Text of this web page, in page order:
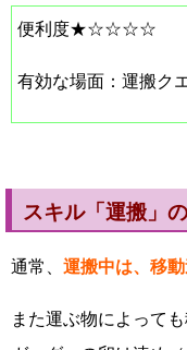
便利度★☆☆☆☆
有効な場面：運搬ク
スキル「運搬」
通常、 運搬中は、移
また運ぶ物によって